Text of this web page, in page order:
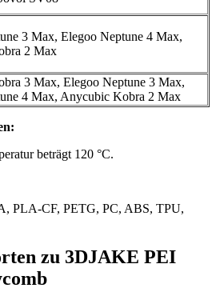
3 Max, Elegoo Neptune 4 Max,
2 Max
3 Max, Elegoo Neptune 3 Max,
4 Max, Anycubic Kobra 2 Max
beträgt 120 °C.
PLA-CF, PETG, PC, ABS, TPU,
zu 3DJAKE PEI